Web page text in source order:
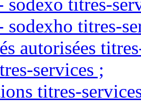
sodexho titres-
autorisées
services ;
titres-